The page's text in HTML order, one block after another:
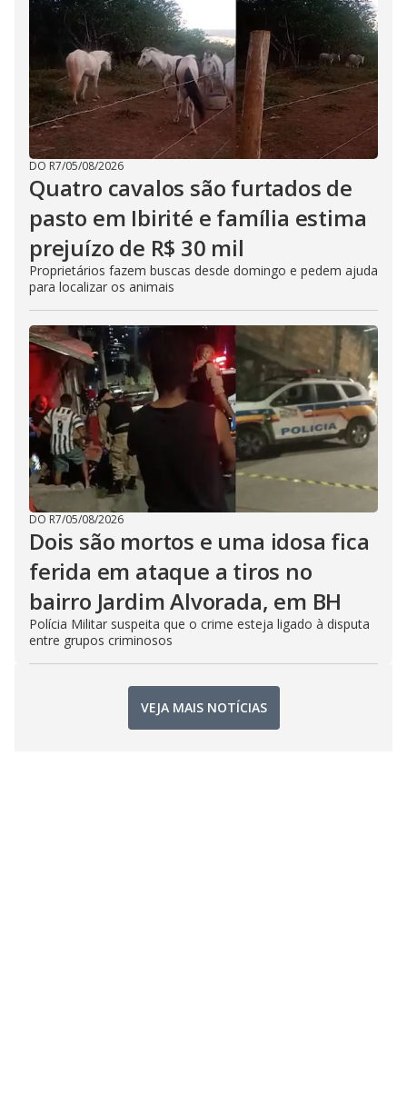
DO R7/05/08/2026
Quatro cavalos são furtados de
pasto em Ibirité e família estima
prejuízo de R$ 30 mil
Proprietários fazem buscas desde domingo e pedem ajuda
para localizar os animais
DO R7/05/08/2026
Dois são mortos e uma idosa fica
ferida em ataque a tiros no
bairro Jardim Alvorada, em BH
Polícia Militar suspeita que o crime esteja ligado à disputa
entre grupos criminosos
VEJA MAIS NOTÍCIAS